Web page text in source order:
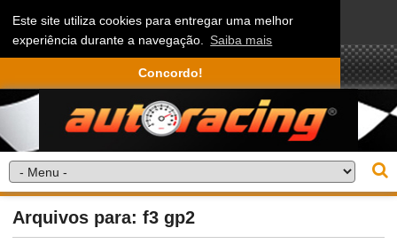
Este site utiliza cookies para entregar uma melhor
experiência durante a navegação. Saiba mais
Concordo!
Arquivos para: f3 gp2